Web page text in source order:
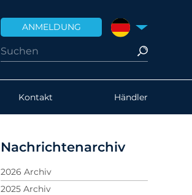
ANMELDUNG DEUTSCHLAND
Kontakt Händler
Nachrichtenarchiv
2026 Archiv
2025 Archiv